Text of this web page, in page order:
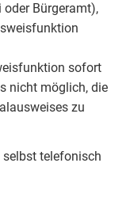
oder Bürgeramt),
sofort
nicht möglich, die
zu
selbst telefonisch